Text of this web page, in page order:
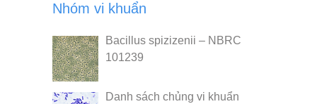
Nhóm vi khuẩn
Bacillus spizizenii – NBRC
101239
Danh sách chủng vi khuẩn